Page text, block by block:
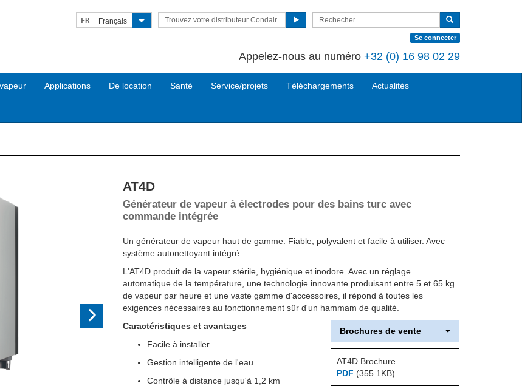
FR Français Trouvez votre distributeur Condair
Se connecter
Appelez-nous au numéro +32 (0) 16 98 02 29
Applications De location Santé Service/projets Téléchargements Actualités
AT4D
Générateur de vapeur à électrodes pour des bains turc avec
commande intégrée
Un générateur de vapeur haut de gamme. Fiable, polyvalent et facile à utiliser. Avec
système autonettoyant intégré.
L'AT4D produit de la vapeur stérile, hygiénique et inodore. Avec un réglage
automatique de la température, une technologie innovante produisant entre 5 et 65 kg
de vapeur par heure et une vaste gamme d'accessoires, il répond à toutes les
exigences nécessaires au fonctionnement sûr d'un hammam de qualité.
Caractéristiques et avantages
Facile à installer
Gestion intelligente de l'eau
Contrôle à distance jusqu'à 1,2 km
Brochures de vente
AT4D Brochure
PDF (355.1KB)